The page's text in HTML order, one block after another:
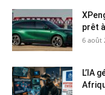
prêt
6 août
L’IA